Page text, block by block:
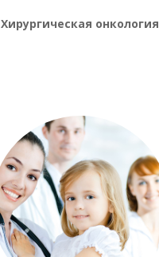
Хирургическая онкология